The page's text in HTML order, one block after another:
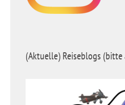
(Aktuelle) Reiseblogs